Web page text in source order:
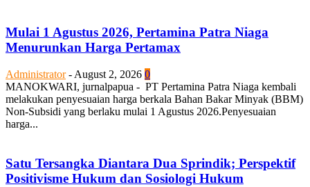
Mulai 1 Agustus 2026, Pertamina Patra Niaga
Menurunkan Harga Pertamax
Administrator - August 2, 2026 0
MANOKWARI, jurnalpapua - PT Pertamina Patra Niaga kembali
melakukan penyesuaian harga berkala Bahan Bakar Minyak (BBM)
Non-Subsidi yang berlaku mulai 1 Agustus 2026.Penyesuaian
harga...
Satu Tersangka Diantara Dua Sprindik; Perspektif
Positivisme Hukum dan Sosiologi Hukum